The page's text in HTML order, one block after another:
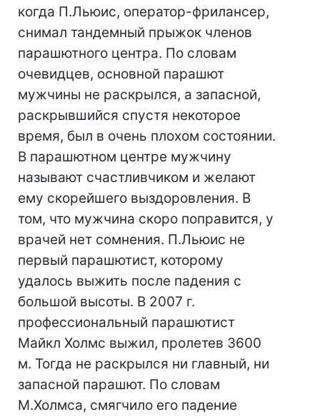
когда П.Льюис, оператор-фрилансер,
снимал тандемный прыжок членов
парашютного центра. По словам
очевидцев, основной парашют
мужчины не раскрылся, а запасной,
раскрывшийся спустя некоторое
время, был в очень плохом состоянии.
В парашютном центре мужчину
называют счастливчиком и желают
ему скорейшего выздоровления. В
том, что мужчина скоро поправится, у
врачей нет сомнения. П.Льюис не
первый парашютист, которому
удалось выжить после падения с
большой высоты. В 2007 г.
профессиональный парашютист
Майкл Холмс выжил, пролетев 3600
м. Тогда не раскрылся ни главный, ни
запасной парашют. По словам
М.Холмса, смягчило его падение